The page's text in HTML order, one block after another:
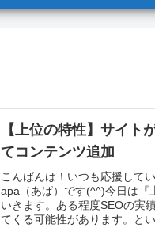
【上位の特性】サイト
てコンテンツ追加
こんばんは！いつも応援して
apa（あぱ）です(^^)今日は『
いきます。ある程度SEOの実
てくる可能性があります。と